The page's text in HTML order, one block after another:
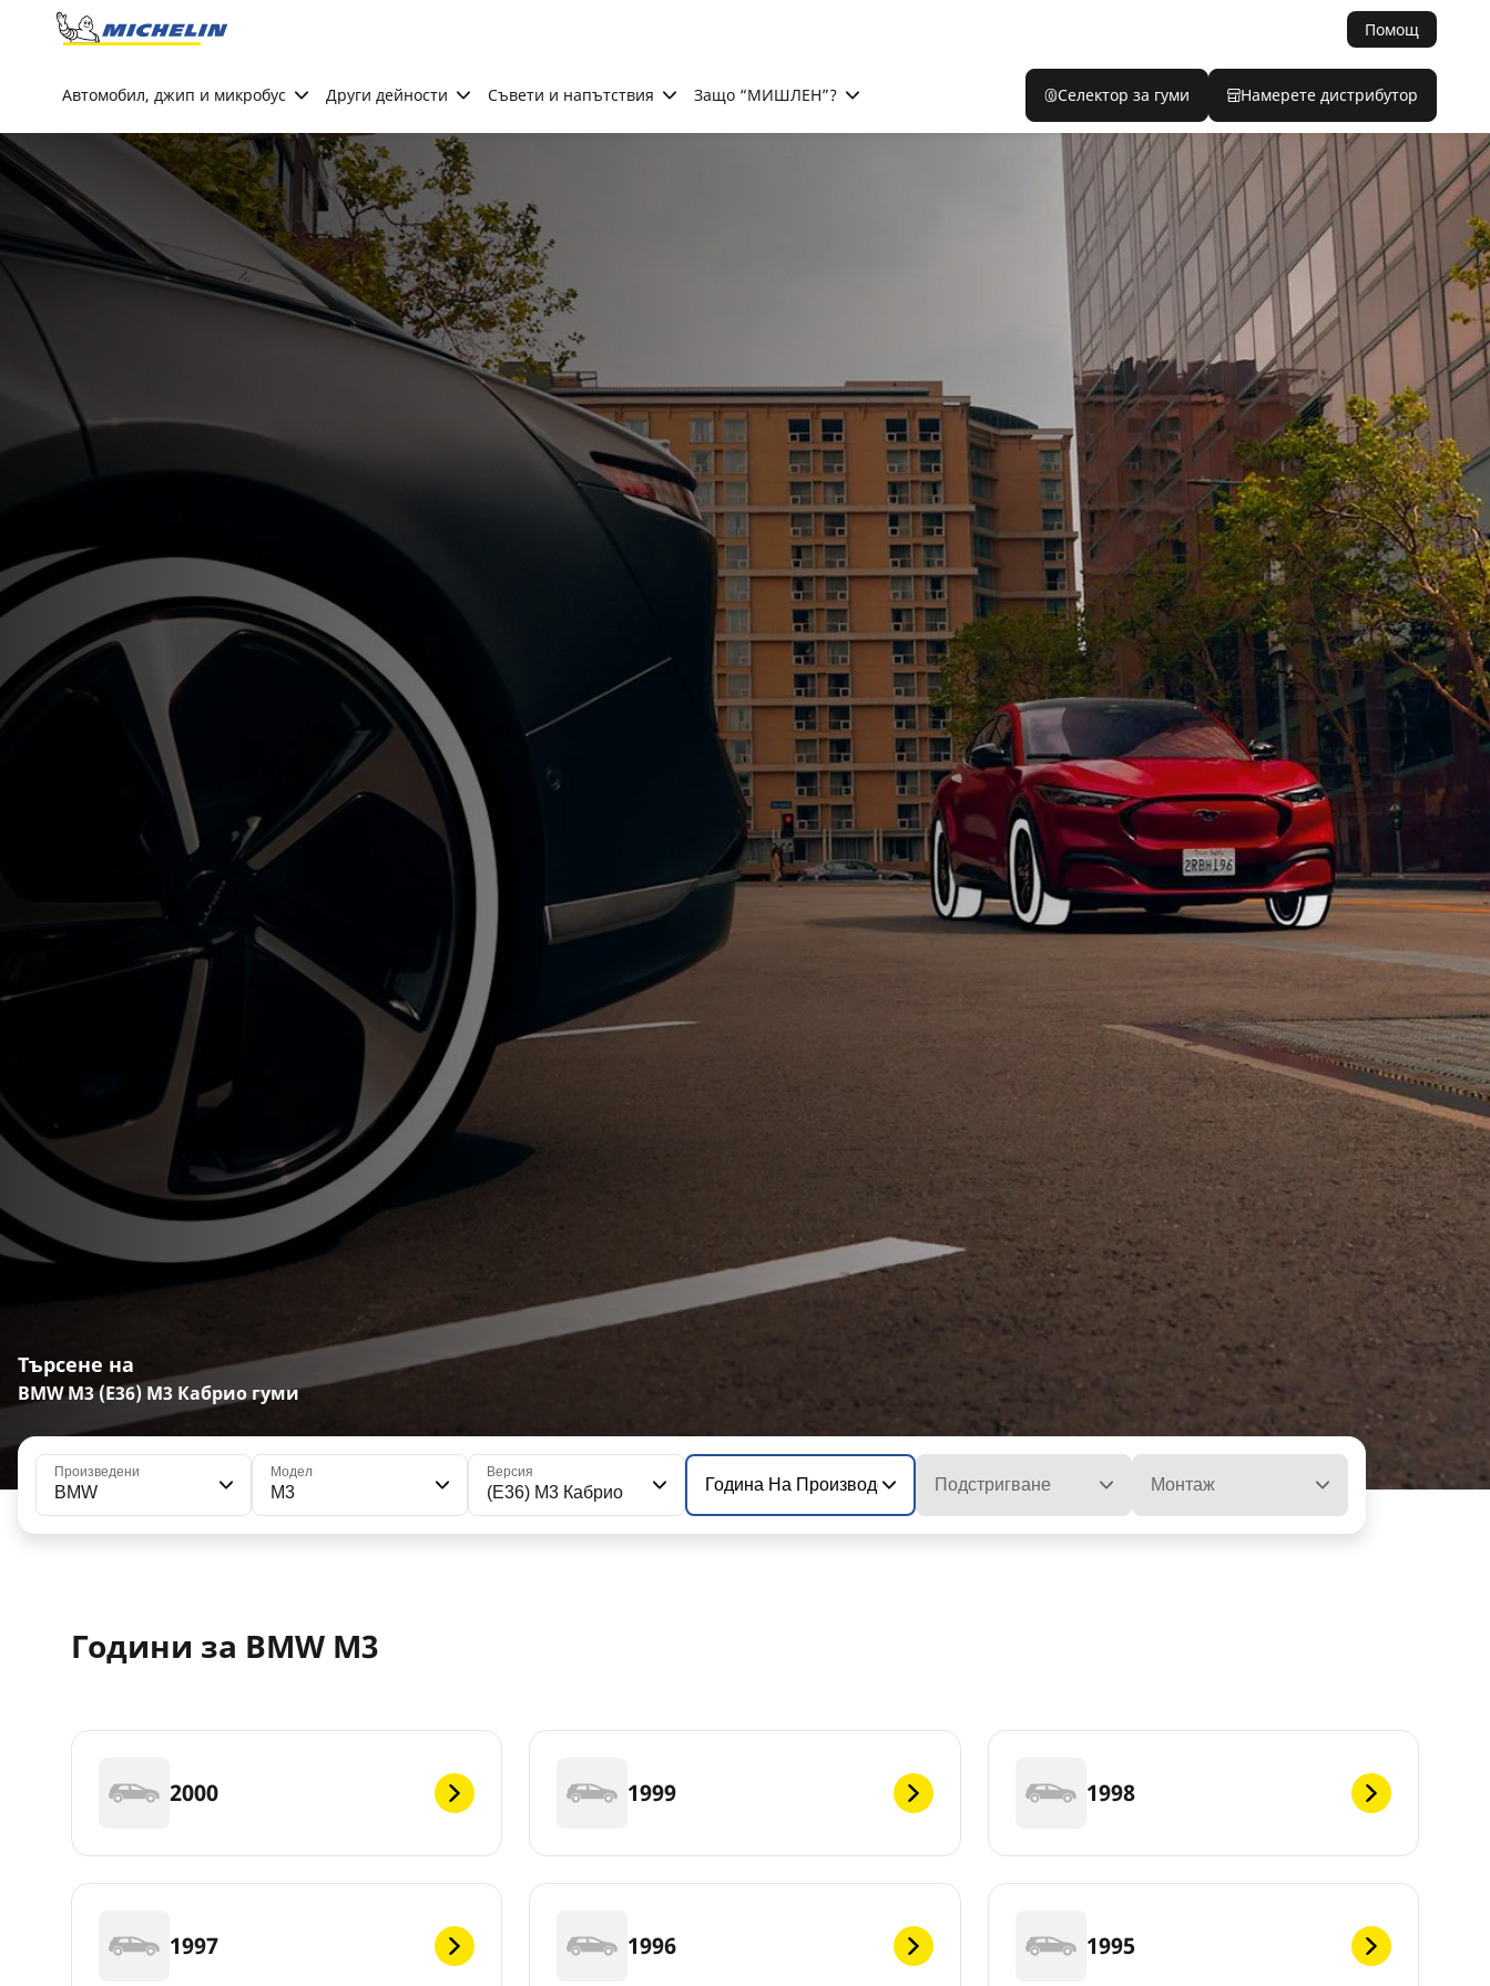
Go to page content
Помощ
Автомобил, джип и микробус Други дейности Съвети и напътствия Защо “МИШЛЕН”? Селектор за гуми Намерете дистрибутор
Търсене на
BMW M3 (E36) M3 Кабрио гуми
Произведени
BMW
Модел
M3
Версия
(E36) M3 Кабрио Година На Производство На Модела
Подстригване Монтаж
Години за BMW M3
2000 1999 1998
1997 1996 1995